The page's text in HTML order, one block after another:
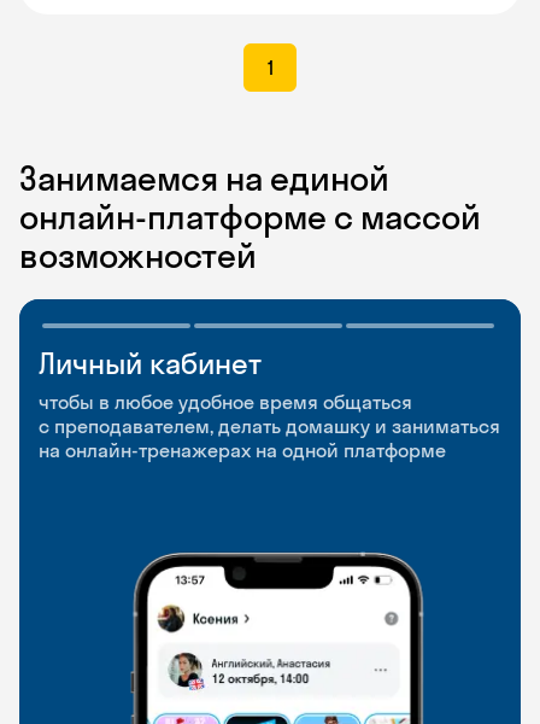
1
Занимаемся на единой
онлайн-платформе с массой
возможностей
Личный кабинет
чтобы в любое удобное время общаться
с преподавателем, делать домашку и заниматься
на онлайн-тренажерах на одной платформе
Мобильное
приложение
чтобы заниматься и изучать новые слова где
и когда удобно
Разговорные клубы
и Talks
Групповые занятия для разговорной практики
и индивидуальные встречи с преподавателями